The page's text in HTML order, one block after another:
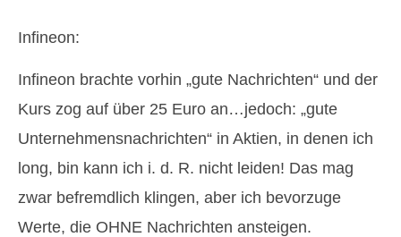
Infineon:
Infineon brachte vorhin „gute Nachrichten“ und der
Kurs zog auf über 25 Euro an…jedoch: „gute
Unternehmensnachrichten“ in Aktien, in denen ich
long, bin kann ich i. d. R. nicht leiden! Das mag
zwar befremdlich klingen, aber ich bevorzuge
Werte, die OHNE Nachrichten ansteigen.